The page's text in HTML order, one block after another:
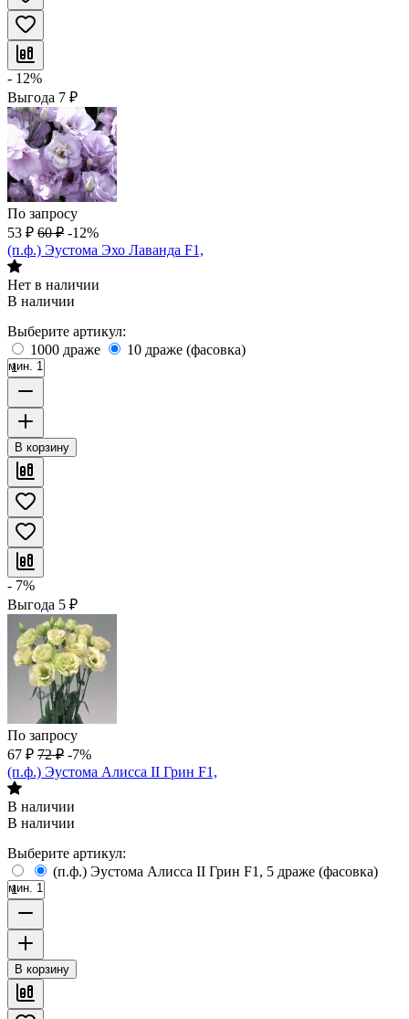
- 12%
Выгода 7 ₽
По запросу
53 ₽ 60 ₽ -12%
(п.ф.) Эустома Эхо Лаванда F1,
Нет в наличии
В наличии
Выберите артикул:
1000 драже
10 драже (фасовка)
мин. 1
В корзину
- 7%
Выгода 5 ₽
По запросу
67 ₽ 72 ₽ -7%
(п.ф.) Эустома Алисса II Грин F1,
В наличии
В наличии
Выберите артикул:
(п.ф.) Эустома Алисса II Грин F1, 5 драже (фасовка)
мин. 1
В корзину